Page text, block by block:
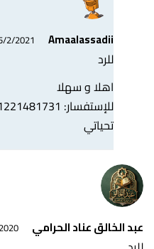
Amaalassadii
25/2/2021
للرد
اهلا و سهلا
للإستفسار: 201221481731+
تحياتي
عبد الخالق عناد الحرامي 24/9/